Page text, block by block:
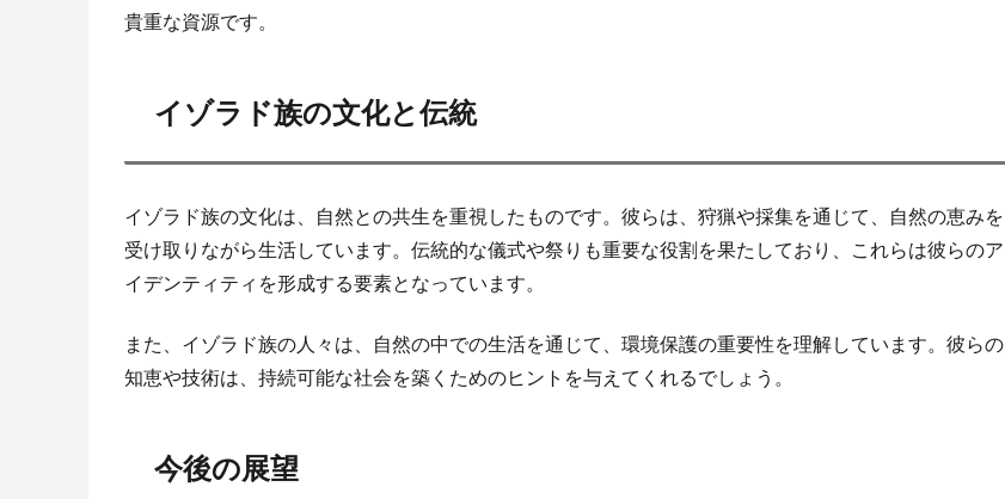
貴重な資源です。
イゾラド族の文化と伝統
イゾラド族の文化は、自然との共生を重視したものです。彼らは、狩猟や採集を通じて、自然の恵みを
受け取りながら生活しています。伝統的な儀式や祭りも重要な役割を果たしており、これらは彼らのア
イデンティティを形成する要素となっています。
また、イゾラド族の人々は、自然の中での生活を通じて、環境保護の重要性を理解しています。彼らの
知恵や技術は、持続可能な社会を築くためのヒントを与えてくれるでしょう。
今後の展望